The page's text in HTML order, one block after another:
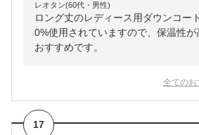
レオタン(60代・男性)
ロング丈のレディース用ダウンコー
0%使用されていますので、保温性
おすすめです。
全てのお
17